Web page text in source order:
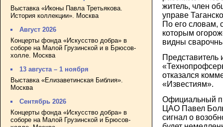
Выставка «Иконы Павла Третьякова.
История коллекции». Москва
Август 2026
Концерты фонда «Искусство добра» в
соборе на Малой Грузинской и в Брюсов-
холле. Москва
13 августа – 1 ноября
Выставка «Елизаветинская Библия».
Москва
Сентябрь 2026
Концерты фонда «Искусство добра» в
соборе на Малой Грузинской и Брюсов-
житель, член
управе
По его словам,
которым
видны
отказался
«Известиям».
Официальный
ЦАО Павел
сигнал о